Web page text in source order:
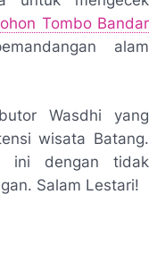
Tombo Bandar
alam
Wasdhi yang
wisata Batang.
ini dengan tidak
Salam Lestari!